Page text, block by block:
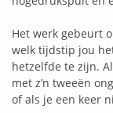
Het werk gebeurt
welk tijdstip jou
hetzelfde te zijn.
met z’n tweeën
of als je een keer